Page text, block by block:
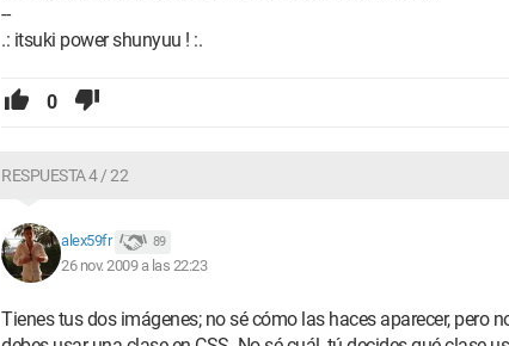
--
.: itsuki power shunyuu ! :.
0
RESPUESTA 4 / 22
alex59fr 89
26 nov. 2009 a las 22:23
Tienes tus dos imágenes; no sé cómo las haces aparecer, pero